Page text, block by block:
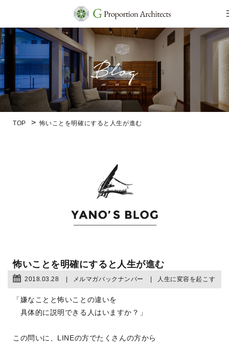
TOP 怖いことを明確にすると人生が進む
怖いことを明確にすると人生が進む
2018.03.28 メルマガバックナンバー 人生に変容を起こす
「嫌なことと怖いことの違いを
具体的に説明できる人はいますか？」
この問いに、LINEの方でたくさんの方から